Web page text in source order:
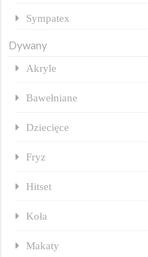
Sympatex
Dywany
Akryle
Bawełniane
Dziecięce
Fryz
Hitset
Koła
Makaty